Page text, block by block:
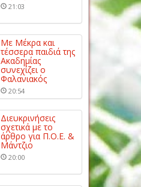
21:03
Με Μέκρα και
τέσσερα παιδιά της
Ακαδημίας
συνεχίζει ο
Φαλανιακός
20:54
Διευκρινήσεις
σχετικά με το
άρθρο για Π.Ο.Ε. &
Μάντζιο
20:00